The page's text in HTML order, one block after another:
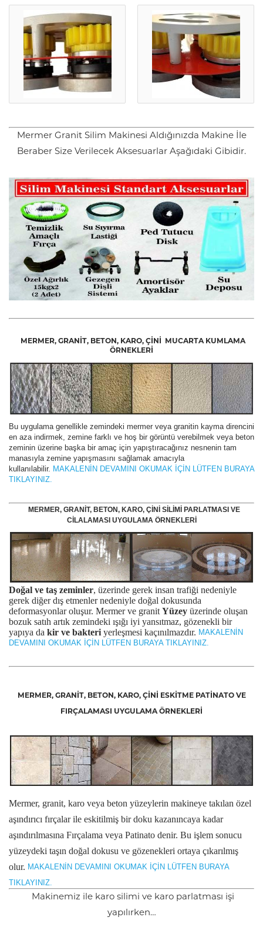
Mermer Granit Silim Makinesi Aldığınızda Makine İle
Beraber Size Verilecek Aksesuarlar Aşağıdaki Gibidir.
MERMER, GRANİT, BETON, KARO, ÇİNİ
MUCARTA KUMLAMA
ÖRNEKLERİ
Bu uygulama genellikle zemindeki mermer veya granitin kayma direncini
en aza indirmek, zemine farklı ve hoş bir görüntü verebilmek veya beton
zeminin üzerine başka bir amaç için yapıştıracağınız nesnenin tam
manasıyla zemine yapışmasını sağlamak amacıyla
kullanılabilir. MAKALENİN DEVAMINI OKUMAK İÇİN LÜTFEN BURAYA
TIKLAYINIZ.
MERMER, GRANİT, BETON, KARO, ÇİNİ SİLİMİ PARLATMASI VE
CİLALAMASI UYGULAMA ÖRNEKLERİ
Doğal ve taş zeminler, üzerinde gerek insan trafiği nedeniyle
gerek diğer dış etmenler nedeniyle doğal dokusunda
deformasyonlar oluşur. Mermer ve granit Yüzey üzerinde oluşan
bozuk satıh artık zemindeki ışığı iyi yansıtmaz, gözenekli bir
yapıya da kir ve bakteri yerleşmesi kaçınılmazdır. MAKALENİN
DEVAMINI OKUMAK İÇİN LÜTFEN BURAYA TIKLAYINIZ.
MERMER, GRANİT, BETON, KARO, ÇİNİ ESKİTME PATİNATO VE
FIRÇALAMASI UYGULAMA ÖRNEKLERİ
Mermer, granit, karo veya beton yüzeylerin makineye takılan özel
aşındırıcı fırçalar ile eskitilmiş bir doku kazanıncaya kadar
aşındırılmasına Fırçalama veya Patinato denir. Bu işlem sonucu
yüzeydeki taşın doğal dokusu ve gözenekleri ortaya çıkarılmış
olur. MAKALENİN DEVAMINI OKUMAK İÇİN LÜTFEN BURAYA
TIKLAYINIZ.
Makinemiz ile karo silimi ve karo parlatması işi
yapılırken…